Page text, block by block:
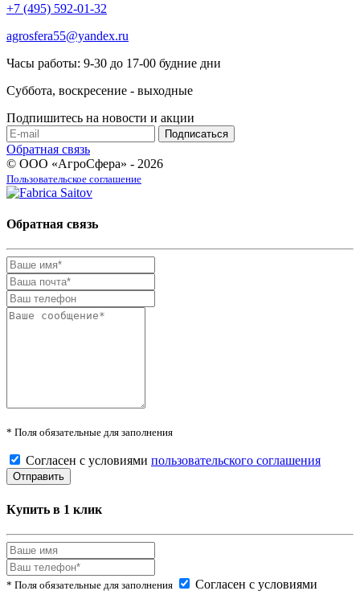
+7 (495) 592-01-32
agrosfera55@yandex.ru
Часы работы: 9-30 до 17-00 будние дни
Суббота, воскресение - выходные
Подпишитесь на новости и акции
Обратная связь
© ООО «АгроСфера» - 2026
Пользовательское соглашение
Обратная связь
* Поля обязательные для заполнения
Согласен с условиями пользовательского соглашения
Купить в 1 клик
* Поля обязательные для заполнения
Согласен с условиями